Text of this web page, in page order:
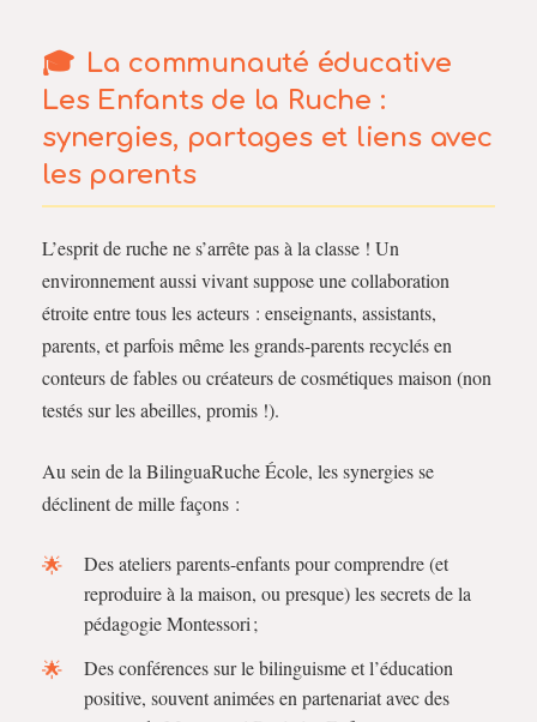
La communauté éducative
Les Enfants de la Ruche :
synergies, partages et liens avec
les parents
L’esprit de ruche ne s’arrête pas à la classe ! Un
environnement aussi vivant suppose une collaboration
étroite entre tous les acteurs : enseignants, assistants,
parents, et parfois même les grands-parents recyclés en
conteurs de fables ou créateurs de cosmétiques maison (non
testés sur les abeilles, promis !).
Au sein de la BilinguaRuche École, les synergies se
déclinent de mille façons :
Des ateliers parents-enfants pour comprendre (et
reproduire à la maison, ou presque) les secrets de la
pédagogie Montessori ;
Des conférences sur le bilinguisme et l’éducation
positive, souvent animées en partenariat avec des